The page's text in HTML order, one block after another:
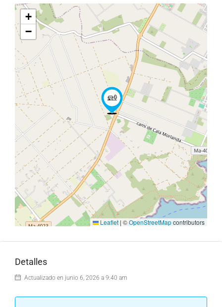
+
−
Leaflet | ©OpenStreetMapcontributors
Detalles
Actualizado en junio 6, 2026 a 9:40 am